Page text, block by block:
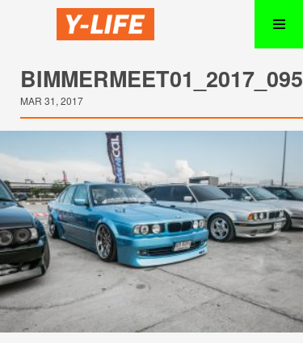
BIMMERMEET01_2017_095
MAR 31, 2017